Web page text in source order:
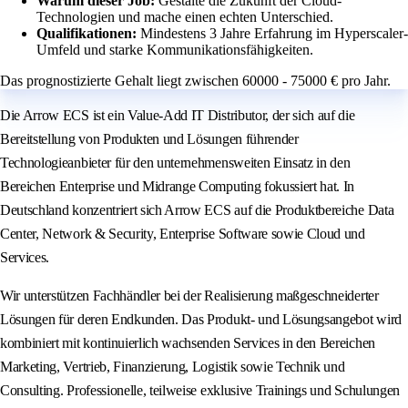
Technologien und mache einen echten Unterschied.
Qualifikationen: Mindestens 3 Jahre Erfahrung im Hyperscaler-
Umfeld und starke Kommunikationsfähigkeiten.
Das prognostizierte Gehalt liegt zwischen 60000 - 75000 € pro Jahr.
Die Arrow ECS ist ein Value-Add IT Distributor, der sich auf die
Bereitstellung von Produkten und Lösungen führender
Technologieanbieter für den unternehmensweiten Einsatz in den
Bereichen Enterprise und Midrange Computing fokussiert hat. In
Deutschland konzentriert sich Arrow ECS auf die Produktbereiche Data
Center, Network & Security, Enterprise Software sowie Cloud und
Services.
Wir unterstützen Fachhändler bei der Realisierung maßgeschneiderter
Lösungen für deren Endkunden. Das Produkt- und Lösungsangebot wird
kombiniert mit kontinuierlich wachsenden Services in den Bereichen
Marketing, Vertrieb, Finanzierung, Logistik sowie Technik und
Consulting. Professionelle, teilweise exklusive Trainings und Schulungen